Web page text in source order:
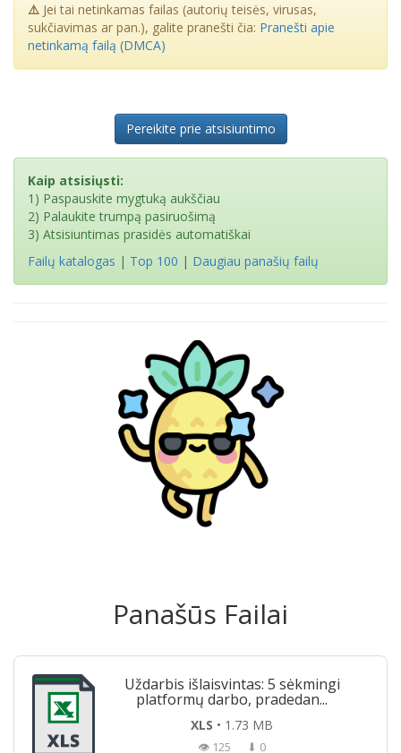
⚠️ Jei tai netinkamas failas (autorių teisės, virusas,
sukčiavimas ar pan.), galite pranešti čia: Pranešti apie
netinkamą failą (DMCA)
Pereikite prie atsisiuntimo
Kaip atsisiųsti:
1) Paspauskite mygtuką aukščiau
2) Palaukite trumpą pasiruošimą
3) Atsisiuntimas prasidės automatiškai
Failų katalogas | Top 100 | Daugiau panašių failų
Panašūs Failai
Uždarbis išlaisvintas: 5 sėkmingi
platformų darbo, pradedan...
XLS • 1.73 MB
👁 125 ⬇ 0